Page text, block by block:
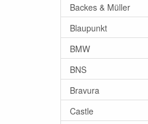
Backes & Müller
Blaupunkt
BMW
BNS
Bravura
Castle